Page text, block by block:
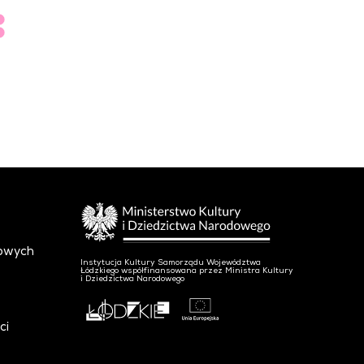
Instytucja Kultury Samorządu Województwa
Łódzkiego współfinansowana przez Ministra Kultury
i Dziedzictwa Narodowego